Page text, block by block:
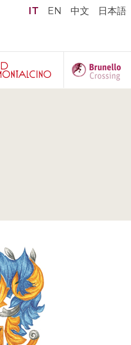
IT EN 中文 日本語